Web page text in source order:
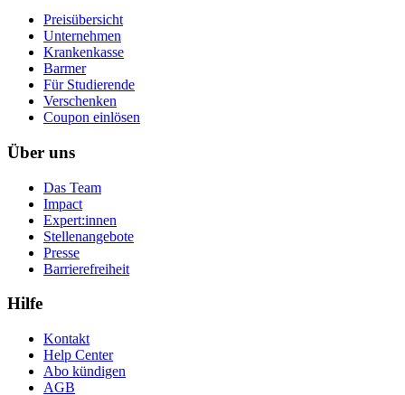
Preisübersicht
Unternehmen
Krankenkasse
Barmer
Für Studierende
Ver­schen­ken
Coupon einlösen
Über uns
Das Team
Impact
Expert:innen
Stellenangebote
Presse
Barrierefreiheit
Hilfe
Kontakt
Help Center
Abo kündigen
AGB